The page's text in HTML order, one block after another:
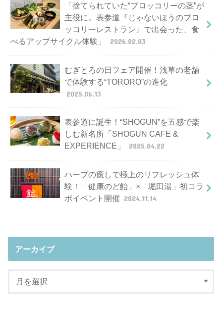
「捨てられていた“ブロッコリーの茎”が
主役に。表参道『じゃないほうのブロ
ッコリーレストラン』で出会った、食
べるアップサイクル体験」
2026.02.03
むぎとろの日フェア開催！浅草の老舗
で体験する“TORORO”の進化
2025.06.13
表参道に誕生！“SHOGUN”を五感で楽
しむ新名所「SHOGUN CAFE &
EXPERIENCE」
2025.04.22
ハーブの癒しで極上のリフレッシュ体
験！「健康のど飴」×「堀田湯」初コラ
ボイベント開催 2024.11.14
アーカイブ